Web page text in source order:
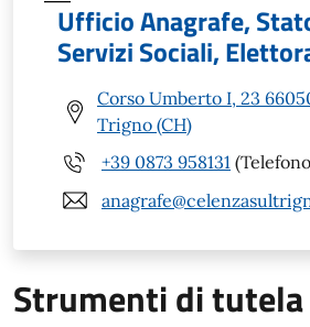
Ufficio Anagrafe,
Servizi Sociali,
Corso Umberto I, 23
Trigno (CH)
+39 0873 958131
Strumenti di tutela